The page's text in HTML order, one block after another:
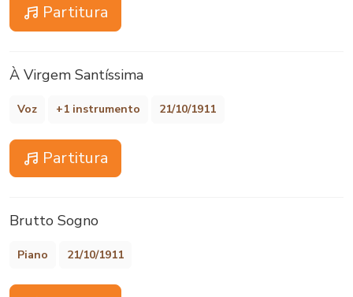
Partitura
À Virgem Santíssima
Voz +1 instrumento 21/10/1911
Partitura
Brutto Sogno
Piano 21/10/1911